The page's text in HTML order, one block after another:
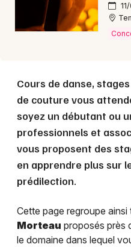
Je
Cours de danse,
de couture vous
soyez un débutant ou
professionnels et
vous proposent des
en apprendre plus sur
prédilection.
Cette page regroupe ainsi
Morteau proposés près
le domaine dans lequel